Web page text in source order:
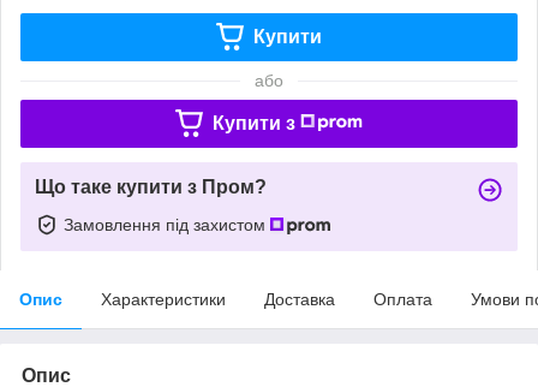
Купити
або
Купити з
Що таке купити з Пром?
Замовлення під захистом
Опис Характеристики Доставка Оплата Умови
Опис